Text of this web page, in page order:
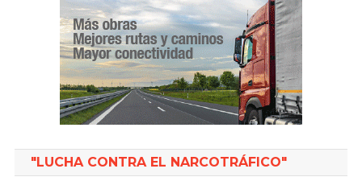
"LUCHA CONTRA EL NARCOTRÁFICO"